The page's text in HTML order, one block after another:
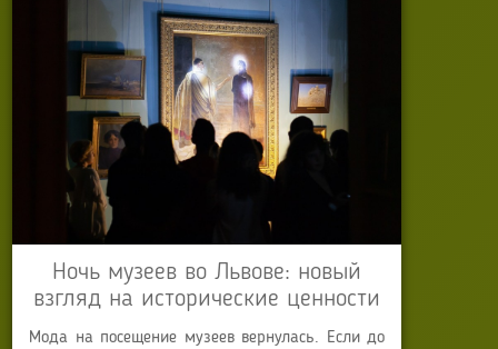
Ночь музеев во Львове: новый
взгляд на исторические ценности
Мода на посещение музеев вернулась. Если до